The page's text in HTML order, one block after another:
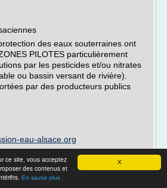
X
ce site, vous acceptez
des contenus et
En savoir plus
des eaux souterraines ont
PILOTES particulièrement
par les pesticides et/ou nitrates
ou bassin versant de rivière).
par des producteurs publics
eau-alsace.org
de l eau par les pesticides/
de l eau/pollution de l eau a
et leur effet sur